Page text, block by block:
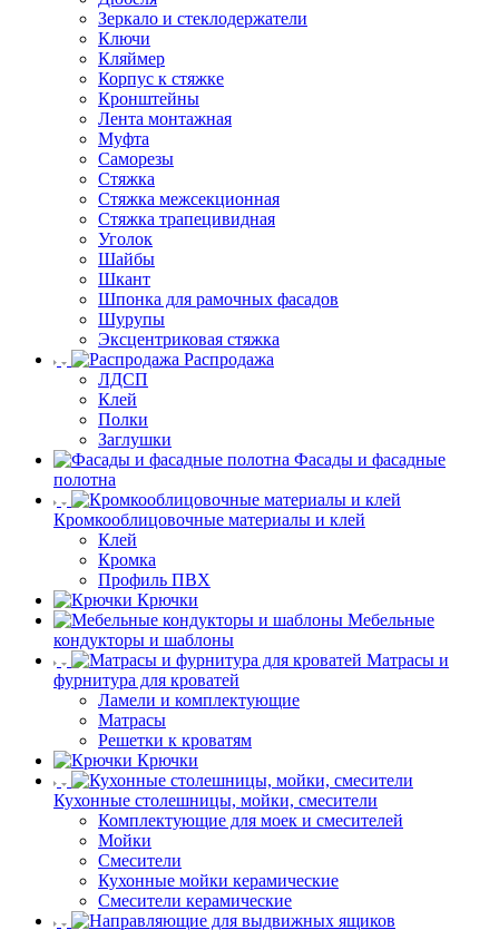
Зеркало и стеклодержатели
Ключи
Кляймер
Корпус к стяжке
Кронштейны
Лента монтажная
Муфта
Саморезы
Стяжка
Стяжка межсекционная
Стяжка трапецивидная
Уголок
Шайбы
Шкант
Шпонка для рамочных фасадов
Шурупы
Эксцентриковая стяжка
Распродажа
ЛДСП
Клей
Полки
Заглушки
Фасады и фасадные
полотна
Кромкооблицовочные материалы и клей
Клей
Кромка
Профиль ПВХ
Крючки
Мебельные
кондукторы и шаблоны
Матрасы и
фурнитура для кроватей
Ламели и комплектующие
Матрасы
Решетки к кроватям
Крючки
Кухонные столешницы, мойки, смесители
Комплектующие для моек и смесителей
Мойки
Смесители
Кухонные мойки керамические
Смесители керамические